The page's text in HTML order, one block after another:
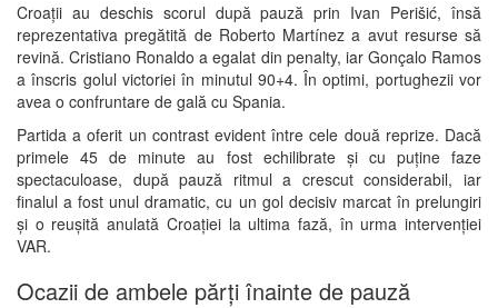
Croații au deschis scorul după pauză prin Ivan Perišić, însă
reprezentativa pregătită de Roberto Martínez a avut resurse să
revină. Cristiano Ronaldo a egalat din penalty, iar Gonçalo Ramos
a înscris golul victoriei în minutul 90+4. În optimi, portughezii vor
avea o confruntare de gală cu Spania.
Partida a oferit un contrast evident între cele două reprize. Dacă
primele 45 de minute au fost echilibrate și cu puține faze
spectaculoase, după pauză ritmul a crescut considerabil, iar
finalul a fost unul dramatic, cu un gol decisiv marcat în prelungiri
și o reușită anulată Croației la ultima fază, în urma intervenției
VAR.
Ocazii de ambele părți înainte de pauză